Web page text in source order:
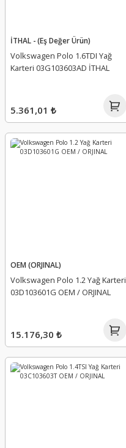
İTHAL - (Eş Değer Ürün)
Volkswagen Polo 1.6TDI Yağ
Karteri 03G103603AD İTHAL
5.361,01 ₺
OEM (ORJINAL)
Volkswagen Polo 1.2 Yağ Karteri
03D103601G OEM / ORJINAL
15.176,30 ₺